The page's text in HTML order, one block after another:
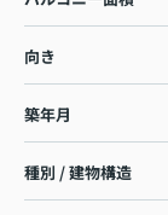
向き
築年月
種別 / 建物構造